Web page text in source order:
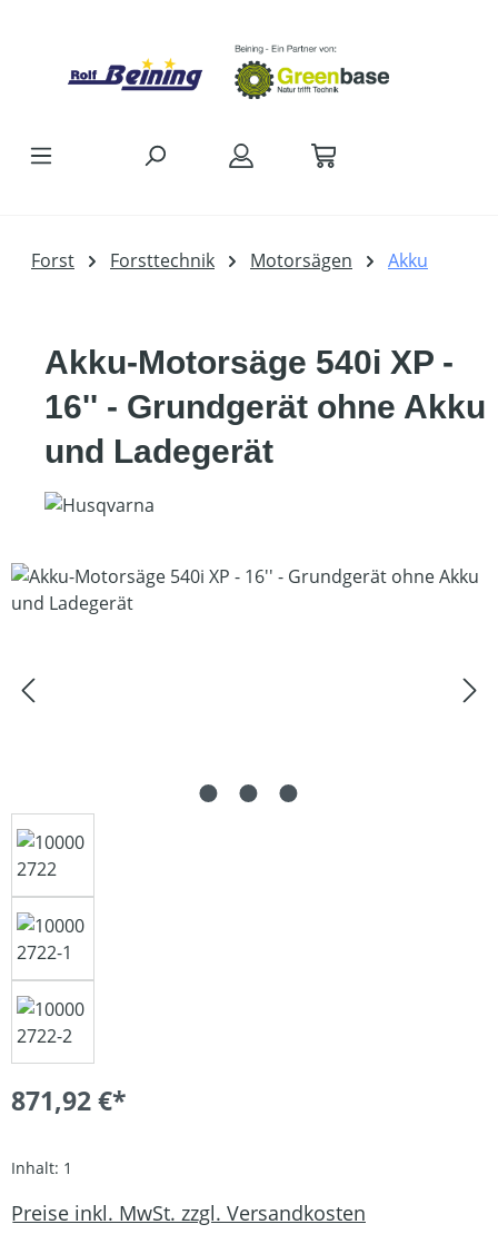
Forst Forsttechnik Motorsägen Akku
Akku-Motorsäge 540i XP -
16'' - Grundgerät ohne Akku
und Ladegerät
Bildergalerie überspringen
871,92 €*
Inhalt: 1
Preise inkl. MwSt. zzgl. Versandkosten